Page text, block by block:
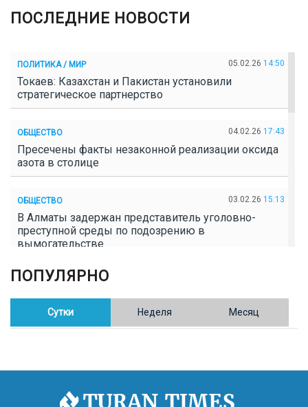
ПОСЛЕДНИЕ НОВОСТИ
ПОЛИТИКА / МИР 05.02.26 14:50
Токаев: Казахстан и Пакистан установили
стратегическое партнерство
ОБЩЕСТВО 04.02.26 17:43
Пресечены факты незаконной реализации оксида
азота в столице
ОБЩЕСТВО 03.02.26 15:13
В Алматы задержан представитель уголовно-
преступной среды по подозрению в
вымогательстве
ОБЩЕСТВО
Полицейские пресекли незаконное выращивание
конопли в Таразе
Казахстан возглавил Договор о зоне, свободной от
ПОПУЛЯРНО
Сутки Неделя Месяц